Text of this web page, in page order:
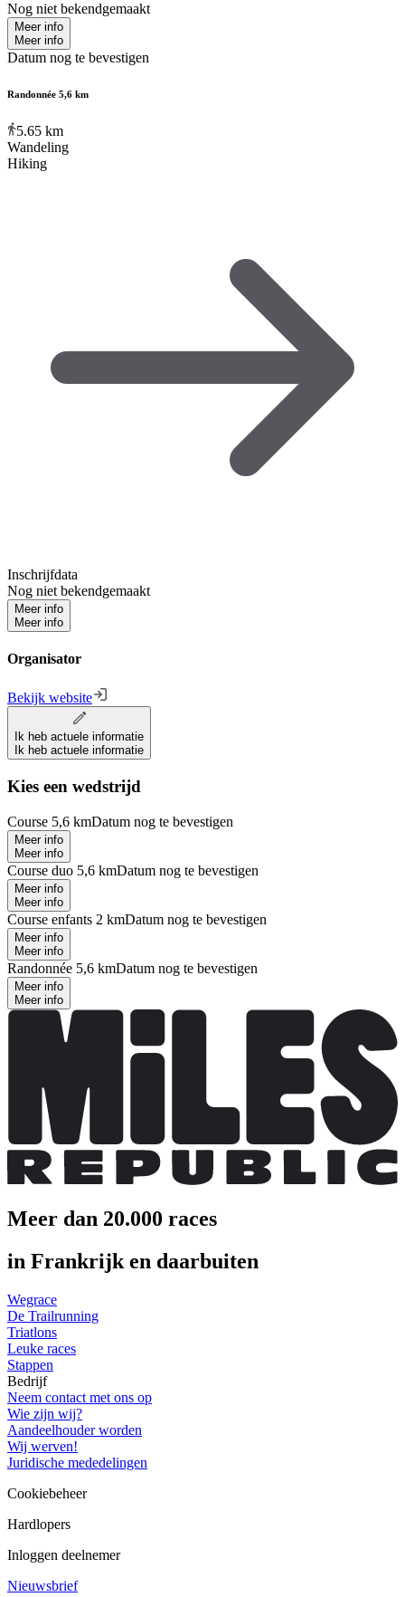
Nog niet bekendgemaakt
Meer info
Meer info
Datum nog te bevestigen
Randonnée 5,6 km
5.65 km
Wandeling
Hiking
Inschrijfdata
Nog niet bekendgemaakt
Meer info
Meer info
Organisator
Bekijk website
Ik heb actuele informatie
Ik heb actuele informatie
Kies een wedstrijd
Course 5,6 kmDatum nog te bevestigen
Meer info
Meer info
Course duo 5,6 kmDatum nog te bevestigen
Meer info
Meer info
Course enfants 2 kmDatum nog te bevestigen
Meer info
Meer info
Randonnée 5,6 kmDatum nog te bevestigen
Meer info
Meer info
Meer dan 20.000 races
in Frankrijk en daarbuiten
Wegrace
De Trailrunning
Triatlons
Leuke races
Stappen
Bedrijf
Neem contact met ons op
Wie zijn wij?
Aandeelhouder worden
Wij werven!
Juridische mededelingen
Cookiebeheer
Hardlopers
Inloggen deelnemer
Nieuwsbrief